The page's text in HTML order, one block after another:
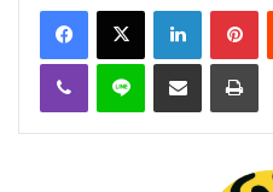
FacebookX Linkedin
Viber Ligne Partager par email